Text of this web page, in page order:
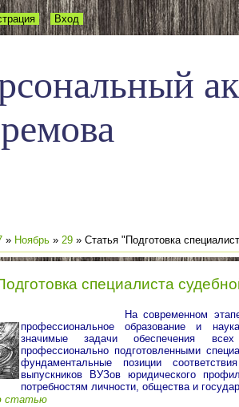
Вход
» Ноябрь » 29 » Статья "Подготовка
специалиста
На современном этапе
профессиональное образование и
значимые задачи обеспечения
профессионально подготовленными
фундаментальные позиции
выпускников ВУЗов юридического
потребностям личности, общества и
статью